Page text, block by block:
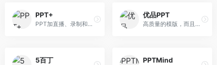
PPT+
PPT加直播、录制和分享—PPT+语音内容分享平台
优品PPT
高质量的模版，而且还有PPT图表，PPT背景图等资源
5百丁 PPTMind